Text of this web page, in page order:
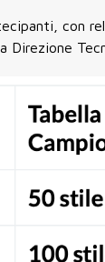
con
Direzione